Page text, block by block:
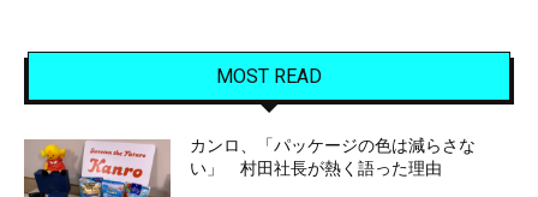
MOST READ
カンロ、「パッケージの色は減らさな
い」 村田社長が熱く語った理由